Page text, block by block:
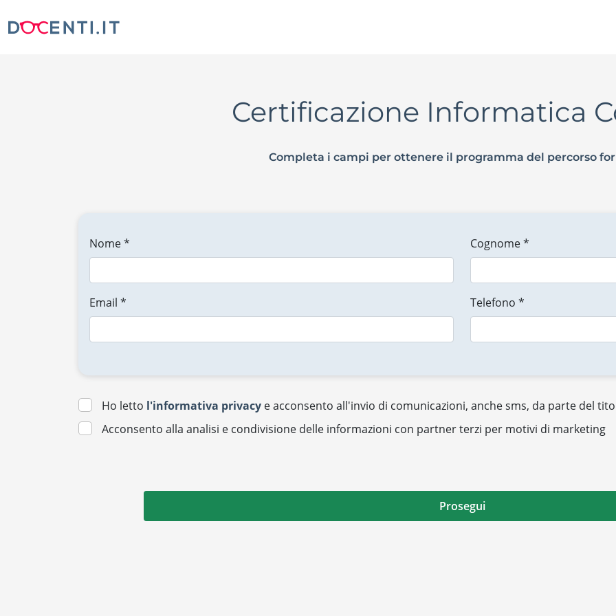
Certificazione Informatica
Completa i campi per ottenere il programma del percorso
Nome * Cognome *
Email * Telefono *
Ho letto l'informativa privacy e acconsento all'invio di comunicazioni, anche sms, da parte del
Acconsento alla analisi e condivisione delle informazioni con partner terzi per motivi di marketing